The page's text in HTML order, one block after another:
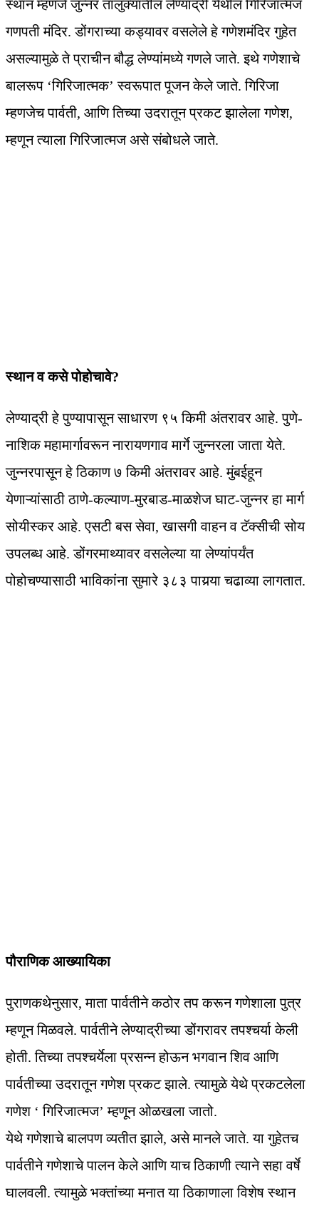
स्थान म्हणजे जुन्नर तालुक्यातील लेण्याद्री येथील गिरिजात्मज
गणपती मंदिर. डोंगराच्या कड्यावर वसलेले हे गणेशमंदिर गुहेत
असल्यामुळे ते प्राचीन बौद्ध लेण्यांमध्ये गणले जाते. इथे गणेशाचे
बालरूप ‘गिरिजात्मक’ स्वरूपात पूजन केले जाते. गिरिजा
म्हणजेच पार्वती, आणि तिच्या उदरातून प्रकट झालेला गणेश,
म्हणून त्याला गिरिजात्मज असे संबोधले जाते.
स्थान व कसे पोहोचावे?
लेण्याद्री हे पुण्यापासून साधारण ९५ किमी अंतरावर आहे. पुणे-
नाशिक महामार्गावरून नारायणगाव मार्गे जुन्नरला जाता येते.
जुन्नरपासून हे ठिकाण ७ किमी अंतरावर आहे. मुंबईहून
येणाऱ्यांसाठी ठाणे-कल्याण-मुरबाड-माळशेज घाट-जुन्नर हा मार्ग
सोयीस्कर आहे. एसटी बस सेवा, खासगी वाहन व टॅक्सीची सोय
उपलब्ध आहे. डोंगरमाथ्यावर वसलेल्या या लेण्यांपर्यंत
पोहोचण्यासाठी भाविकांना सुमारे ३८३ पायर्‍या चढाव्या लागतात.
पौराणिक आख्यायिका
पुराणकथेनुसार, माता पार्वतीने कठोर तप करून गणेशाला पुत्र
म्हणून मिळवले. पार्वतीने लेण्याद्रीच्या डोंगरावर तपश्चर्या केली
होती. तिच्या तपश्चर्येला प्रसन्न होऊन भगवान शिव आणि
पार्वतीच्या उदरातून गणेश प्रकट झाले. त्यामुळे येथे प्रकटलेला
गणेश ‘ गिरिजात्मज’ म्हणून ओळखला जातो.
येथे गणेशाचे बालपण व्यतीत झाले, असे मानले जाते. या गुहेतच
पार्वतीने गणेशाचे पालन केले आणि याच ठिकाणी त्याने सहा वर्षे
घालवली. त्यामुळे भक्तांच्या मनात या ठिकाणाला विशेष स्थान